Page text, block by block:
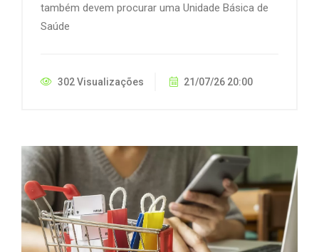
também devem procurar uma Unidade Básica de
Saúde
302 Visualizações 21/07/26 20:00